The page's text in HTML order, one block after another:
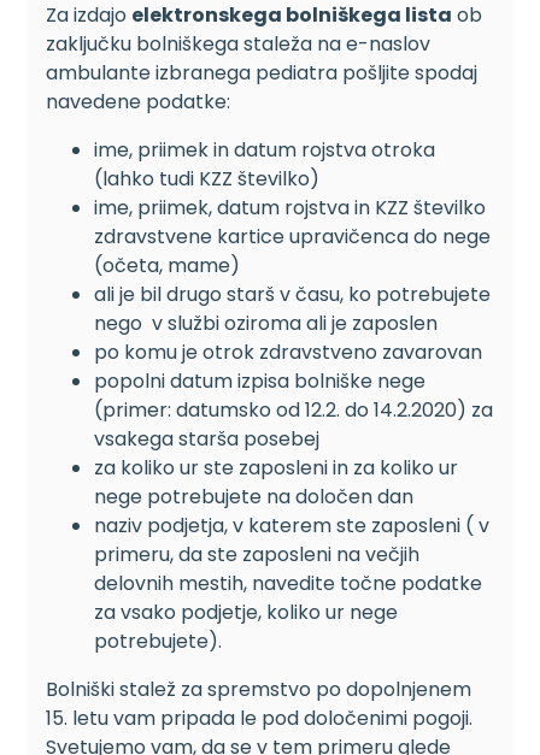
Za izdajo elektronskega bolniškega lista ob
zaključku bolniškega staleža na e-naslov
ambulante izbranega pediatra pošljite spodaj
navedene podatke:
ime, priimek in datum rojstva otroka
(lahko tudi KZZ številko)
ime, priimek, datum rojstva in KZZ številko
zdravstvene kartice upravičenca do nege
(očeta, mame)
ali je bil drugo starš v času, ko potrebujete
nego v službi oziroma ali je zaposlen
po komu je otrok zdravstveno zavarovan
popolni datum izpisa bolniške nege
(primer: datumsko od 12.2. do 14.2.2020) za
vsakega starša posebej
za koliko ur ste zaposleni in za koliko ur
nege potrebujete na določen dan
naziv podjetja, v katerem ste zaposleni ( v
primeru, da ste zaposleni na večjih
delovnih mestih, navedite točne podatke
za vsako podjetje, koliko ur nege
potrebujete).
Bolniški stalež za spremstvo po dopolnjenem
15. letu vam pripada le pod določenimi pogoji.
Svetujemo vam, da se v tem primeru glede